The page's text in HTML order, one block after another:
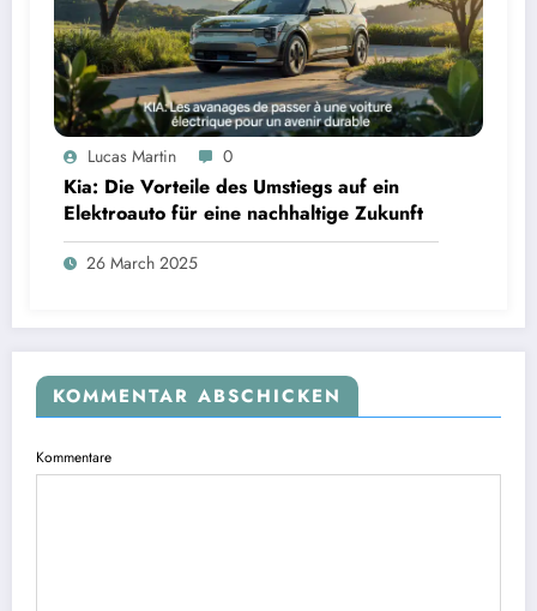
Lucas Martin 0
Kia: Die Vorteile des Umstiegs auf ein
Elektroauto für eine nachhaltige Zukunft
26 March 2025
KOMMENTAR ABSCHICKEN
Kommentare